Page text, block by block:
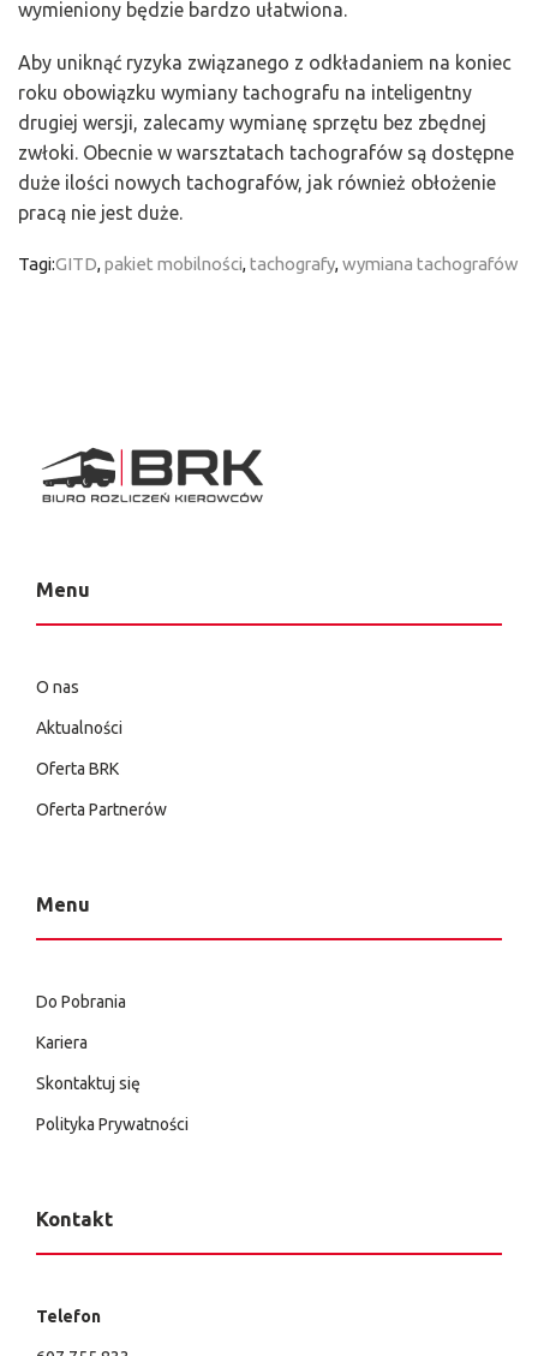
wymieniony będzie bardzo ułatwiona.
Aby uniknąć ryzyka związanego z odkładaniem na koniec
roku obowiązku wymiany tachografu na inteligentny
drugiej wersji, zalecamy wymianę sprzętu bez zbędnej
zwłoki. Obecnie w warsztatach tachografów są dostępne
duże ilości nowych tachografów, jak również obłożenie
pracą nie jest duże.
Tagi:GITD,pakiet mobilności,tachografy,wymiana tachografów
Menu
O nas
Aktualności
Oferta BRK
Oferta Partnerów
Menu
Do Pobrania
Kariera
Skontaktuj się
Polityka Prywatności
Kontakt
Telefon